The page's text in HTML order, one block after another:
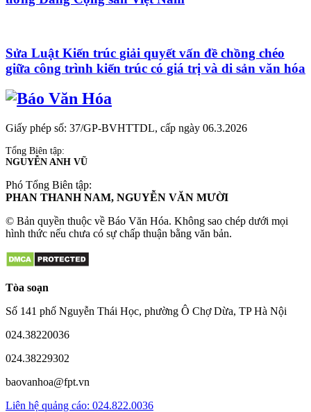
Sửa Luật Kiến trúc giải quyết vấn đề chồng chéo
giữa công trình kiến trúc có giá trị và di sản văn hóa
Giấy phép số: 37/GP-BVHTTDL, cấp ngày 06.3.2026
Tổng Biên tập:
NGUYỄN ANH VŨ
Phó Tổng Biên tập:
PHAN THANH NAM, NGUYỄN VĂN MƯỜI
© Bản quyền thuộc về Báo Văn Hóa. Không sao chép dưới mọi
hình thức nếu chưa có sự chấp thuận bằng văn bản.
Tòa soạn
Số 141 phố Nguyễn Thái Học, phường Ô Chợ Dừa, TP Hà Nội
024.38220036
024.38229302
baovanhoa@fpt.vn
Liên hệ quảng cáo: 024.822.0036